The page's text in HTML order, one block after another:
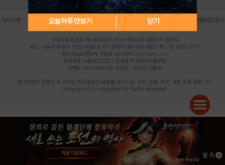
오늘하루 안보기 닫기
회사소개 | 개인정보 처리방침 불법촬영물 신고센터 제휴광고문의
사업자등록번호:119-86-61101 (주)스마트나우 대표이사:송현두
주소: 서울시 금천구 가산디지털1로 171 연락처:063-284-8635 팩스:02-6265-0377
청소년보호책임자:김동욱 desk@hungryapp.co.kr
등록번호:서울아02322 | 등록일자:2016년4월25일
발행인:(주)스마트나우 송현두 | 편집인:김동욱
헝그리앱의 콘텐츠 및 기사는 저작권법의 보호를 받으므로, 무단 전재, 복사, 배포 등을 금합니다.
Copyright (c) HungryApp All Rights Reserved.